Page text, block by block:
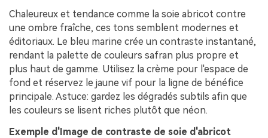
Chaleureux et tendance comme la soie abricot contre
une ombre fraîche, ces tons semblent modernes et
éditoriaux. Le bleu marine crée un contraste instantané,
rendant la palette de couleurs safran plus propre et
plus haut de gamme. Utilisez la crème pour l'espace de
fond et réservez le jaune vif pour la ligne de bénéfice
principale. Astuce: gardez les dégradés subtils afin que
les couleurs se lisent riches plutôt que néon.
Exemple d'Image de contraste de soie d'abricot